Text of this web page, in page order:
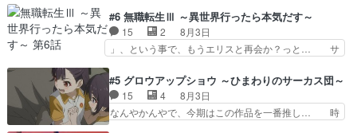
も描かれていて良かった本当… 股に海豚を挟み水
上バスでの会話を反芻…恋… OPEDとも無人バー
ジョンから主人公２人…
ホントスピカが大好きだよね。ツン… 一等級ポテ
ンシャルのアリアちゃん可愛くて… そういや、ア
リアは能力は最上級のくせに、… とうとうアリア
と直接競う場がきたこれまで… 毎度ながらのスピ
マン趣味ダダ漏れで好き… 期末試験が始まろうと
しておりスピカは対策… 能力鑑定胸像タリスマン
氏容姿も評価してし…
#6 無職転生Ⅲ ～異世界行ったら本気だす～
15 2
8月3日
」、という事で、もうエリスと再会か？っと… サ
関係の清算が粛々と進められているサラ… サラと
の関係に対して完全に「昔の女」とし… ルーシー
にデレるルディが完全に親バカで微… サラとは会
ってほしいちゃんとした別れ方し… サラは未練0
#5 グロウアップショウ ～ひまわりのサーカス団～
15 4
8月3日
なんやかんやで、今期はこの作品を一番推し… 時